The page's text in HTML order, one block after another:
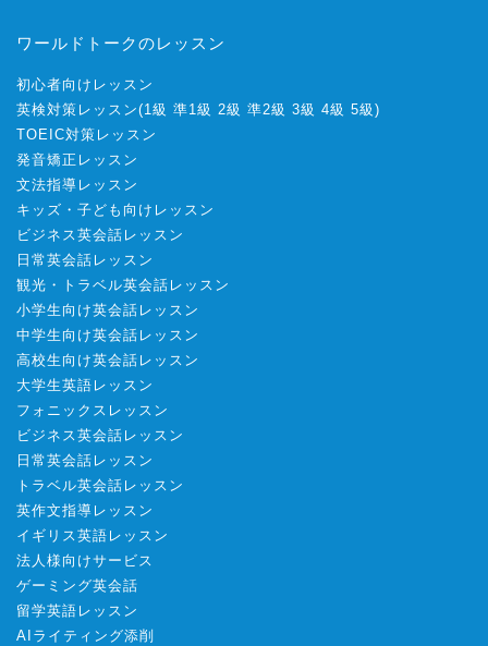
ワールドトークのレッスン
初心者向けレッスン
英検対策レッスン(1級 準1級 2級 準2級 3級 4級 5級 )
TOEIC対策レッスン
発音矯正レッスン
文法指導レッスン
キッズ・子ども向けレッスン
ビジネス英会話レッスン
日常英会話レッスン
観光・トラベル英会話レッスン
小学生向け英会話レッスン
中学生向け英会話レッスン
高校生向け英会話レッスン
大学生英語レッスン
フォニックスレッスン
ビジネス英会話レッスン
日常英会話レッスン
トラベル英会話レッスン
英作文指導レッスン
イギリス英語レッスン
法人様向けサービス
ゲーミング英会話
留学英語レッスン
AIライティング添削